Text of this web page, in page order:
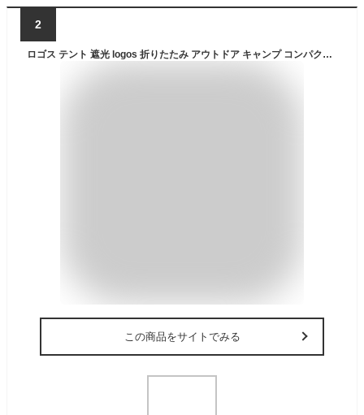
2
ロゴス テント 遮光 logos 折りたたみ アウトドア キャンプ コンパクト おしゃれ 日よけ UVカット 軽量 シェード フルクローズ 幅200cm レジャー 海 収納バッグ ソーラーブロック Q-TOP フルシェード-BA 71805581 4981325536428
この商品をサイトでみる